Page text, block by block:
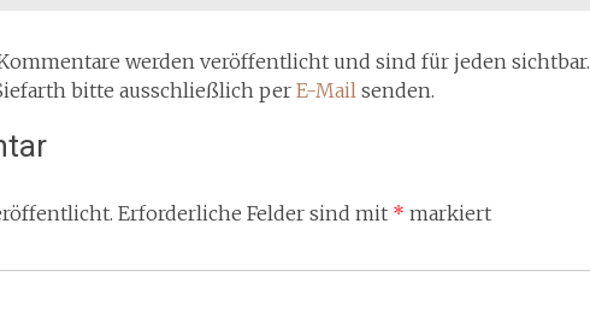
werden veröffentlicht und sind für jeden sichtbar.
bitte ausschließlich per E-Mail senden.
Erforderliche Felder sind mit * markiert